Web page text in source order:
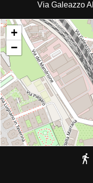
Via Galeazzo
+
−